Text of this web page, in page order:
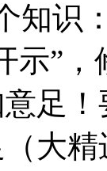
知识
示”
足
大